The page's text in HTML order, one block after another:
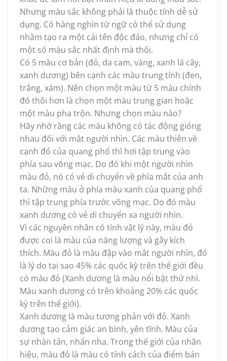
Nhưng màu sắc không phải là thuộc tính dễ sử
dụng. Có hàng nghìn từ ngữ có thể sử dụng
nhằm tạo ra một cái tên độc đáo, nhưng chỉ có
một số màu sắc nhất định mà thôi.
Có 5 màu cơ bản (đỏ, da cam, vàng, xanh lá cây,
xanh dương) bên cạnh các màu trung tính (đen,
trắng, xám). Nên chọn một màu từ 5 màu chính
đó thôi hơn là chọn một màu trung gian hoặc
một màu pha trộn. Nhưng chọn màu nào?
Hãy nhớ rằng các màu không có tác động giống
nhau đối với mắt người nhìn. Các màu thiên về
cạnh đỏ của quang phổ thì hơi tập trung vào
phía sau võng mạc. Do đó khi một người nhìn
màu đỏ, nó có vẻ di chuyển về phía mắt của anh
ta. Những màu ở phía màu xanh của quang phổ
thì tập trung phía trước võng mạc. Do đó màu
xanh dương có vẻ di chuyển xa người nhìn.
Vì các nguyên nhân có tính vật lý này, màu đỏ
được coi là màu của năng lượng và gây kích
thích. Màu đỏ là màu đập vào mắt người nhìn, đó
là lý do tại sao 45% các quốc kỳ trên thế giới đều
có màu đỏ (Xanh dương là màu nổi bật thứ nhì.
Màu xanh dương có trên khoảng 20% các quốc
kỳ trên thế giới).
Xanh dương là màu tương phản với đỏ. Xanh
dương tạo cảm giác an bình, yên tĩnh. Màu của
sự nhàn tản, nhẩn nha. Trong thế giới của nhãn
hiệu, màu đỏ là màu có tính cách của điểm bán